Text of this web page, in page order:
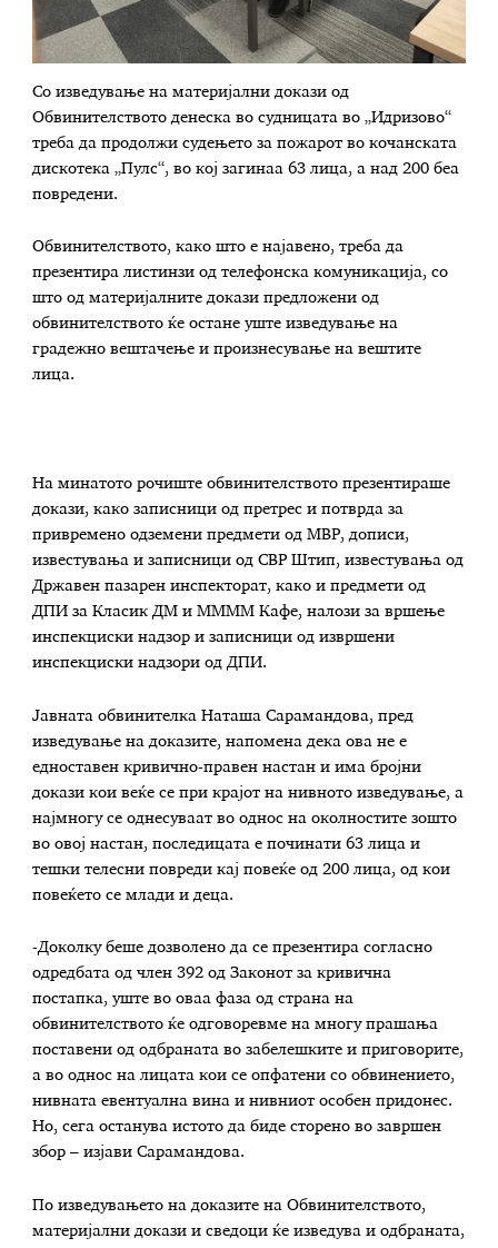
Со изведување на материјални докази од
Обвинителството денеска во судницата во „Идризово“
треба да продолжи судењето за пожарот во кочанската
дискотека „Пулс“, во кој загинаа 63 лица, а над 200 беа
повредени.
Обвинителството, како што е најавено, треба да
презентира листинзи од телефонска комуникација, со
што од материјалните докази предложени од
обвинителството ќе остане уште изведување на
градежно вештачење и произнесување на вештите
лица.
На минатото рочиште обвинителството презентираше
докази, како записници од претрес и потврда за
привремено одземени предмети од МВР, дописи,
известувања и записници од СВР Штип, известувања од
Државен пазарен инспекторат, како и предмети од
ДПИ за Класик ДМ и ММММ Кафе, налози за вршење
инспекциски надзор и записници од извршени
инспекциски надзори од ДПИ.
Јавната обвинителка Наташа Сарамандова, пред
изведување на доказите, напомена дека ова не е
едноставен кривично-правен настан и има бројни
докази кои веќе се при крајот на нивното изведување, а
најмногу се однесуваат во однос на околностите зошто
во овој настан, последицата е починати 63 лица и
тешки телесни повреди кај повеќе од 200 лица, од кои
повеќето се млади и деца.
-Доколку беше дозволено да се презентира согласно
одредбата од член 392 од Законот за кривична
постапка, уште во оваа фаза од страна на
обвинителството ќе одговоревме на многу прашања
поставени од одбраната во забелешките и приговорите,
а во однос на лицата кои се опфатени со обвинението,
нивната евентуална вина и нивниот особен придонес.
Но, сега останува истото да биде сторено во завршен
збор – изјави Сарамандова.
По изведувањето на доказите на Обвинителството,
материјални докази и сведоци ќе изведува и одбраната,